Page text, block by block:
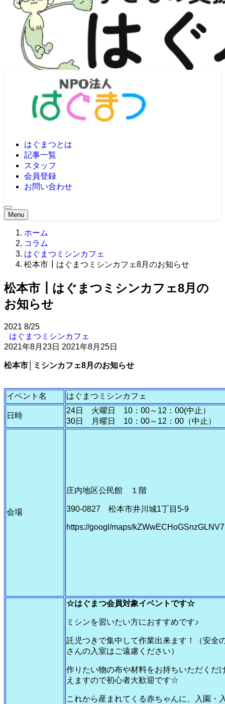
はぐまつとは
記事一覧
スタッフ
会員登録
お問い合わせ
Menu
ホーム
コラム
はぐまつミシンカフェ
松本市┃はぐまつミシンカフェ8月のお知らせ
松本市┃はぐまつミシンカフェ8月の
お知らせ
2021 8/25
はぐまつミシンカフェ
2021年8月23日 2021年8月25日
松本市│ミシンカフェ8月のお知らせ
イベント名 はぐまつミシンカフェ
日時
24日 火曜日 10：00～12：00(中止）
30日 月曜日 10：00～12：00（中止）
会場
庄内地区公民館 １階
390-0827 松本市井川城1丁目5-9
https://googl/maps/kZWwECHoGSnzGLNV7
☆はぐまつ会員対象イベントです☆
ミシンを習いたい方におすすめです♪
託児つきで集中して作業出来ます！（安全
さんの入室はご遠慮ください）
作りたい物の布や材料をお持ちいただくだ
えますので初心者大歓迎です☆
これから産まれてくる赤ちゃんに、入園・